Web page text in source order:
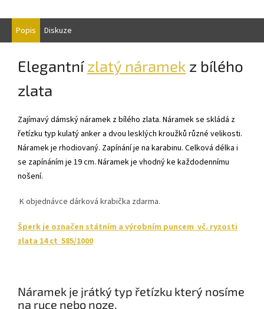
Popis Diskuze
Elegantnízlatý náramek z bílého
zlata
Zajímavý dámský náramek z bílého zlata. Náramek se skládá z
řetízku typ kulatý anker a dvou lesklých kroužků různé velikosti.
Náramek je rhodiovaný. Zapínání je na karabinu. Celková délka i
se zapínáním je 19 cm. Náramek je vhodný ke každodennímu
nošení.
K objednávce dárková krabička zdarma.
Šperk je označen státním a výrobním puncem vč. ryzosti
zlata 14 ct 585/1000
Náramek je jrátký typ řetízku který nosíme
na ruce nebo noze.